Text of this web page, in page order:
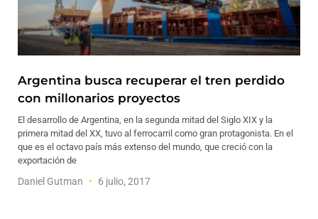
Argentina busca recuperar el tren perdido
con millonarios proyectos
El desarrollo de Argentina, en la segunda mitad del Siglo XIX y la
primera mitad del XX, tuvo al ferrocarril como gran protagonista. En el
que es el octavo país más extenso del mundo, que creció con la
exportación de
Daniel Gutman 6 julio, 2017